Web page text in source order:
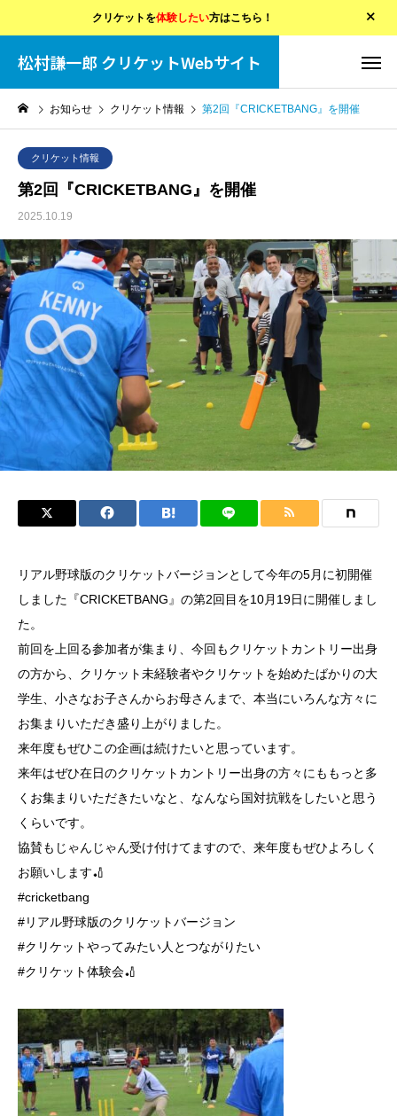
クリケットを体験したい方はこちら！
松村謙一郎 クリケットWebサイト
お知らせ クリケット情報 第2回『CRICKETBANG』を開催
クリケット情報
第2回『CRICKETBANG』を開催
2025.10.19
リアル野球版のクリケットバージョンとして今年の5月に初開催
しました『CRICKETBANG』の第2回目を10月19日に開催しまし
た。
前回を上回る参加者が集まり、今回もクリケットカントリー出身
の方から、クリケット未経験者やクリケットを始めたばかりの大
学生、小さなお子さんからお母さんまで、本当にいろんな方々に
お集まりいただき盛り上がりました。
来年度もぜひこの企画は続けたいと思っています。
来年はぜひ在日のクリケットカントリー出身の方々にももっと多
くお集まりいただきたいなと、なんなら国対抗戦をしたいと思う
くらいです。
協賛もじゃんじゃん受け付けてますので、来年度もぜひよろしく
お願いします🏏
#cricketbang
#リアル野球版のクリケットバージョン
#クリケットやってみたい人とつながりたい
#クリケット体験会🏏